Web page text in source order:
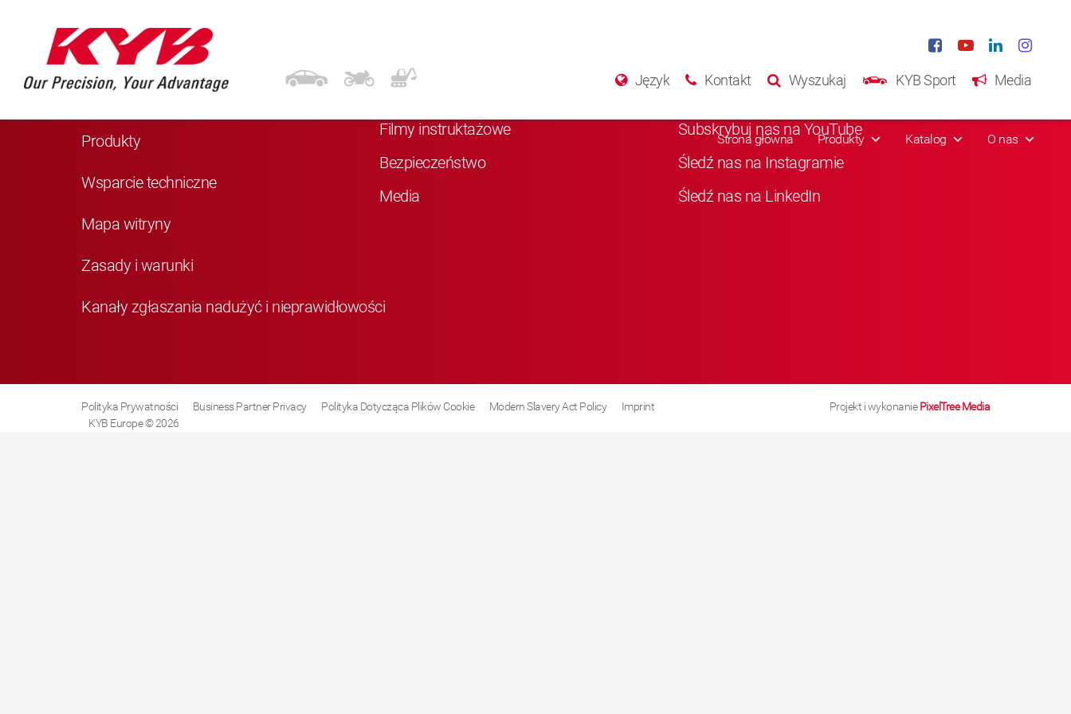
Język Kontakt Wyszukaj KYB Sport Media
Strona główna Produkty Katalog O nas
Nawigacja
Produkty
Wsparcie techniczne
Mapa witryny
Zasady i warunki
Kanały zgłaszania nadużyć i nieprawidłowości
Filmy instruktażowe
Bezpieczeństwo
Media
Subskrybuj nas na YouTube
Śledź nas na Instagramie
Śledź nas na LinkedIn
Polityka Prywatności Business Partner Privacy Polityka Dotycząca Plików Cookie Modern Slavery Act Policy
Imprint
KYB Europe © 2026
Projekt i wykonaniePixelTree Media